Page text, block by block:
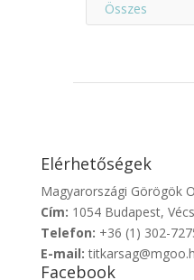
Összes
Elérhetőségek
Magyarországi Görögök
Cím: 1054 Budapest,
Telefon: +36 (1) 302-
E-mail:
Facebook